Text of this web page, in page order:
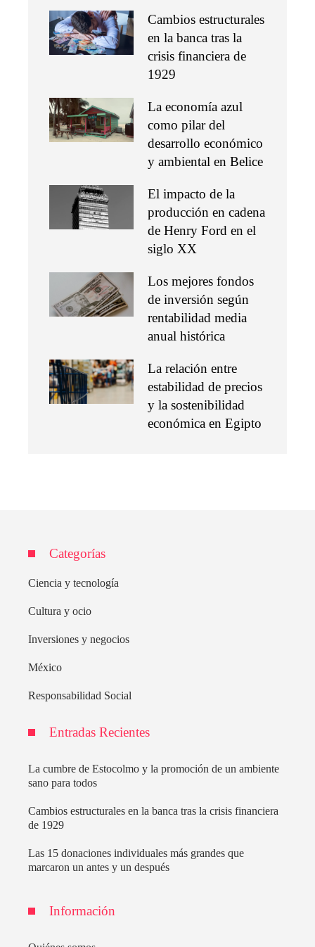
Cambios estructurales
en la banca tras la
crisis financiera de
1929
La economía azul
como pilar del
desarrollo económico
y ambiental en Belice
El impacto de la
producción en cadena
de Henry Ford en el
siglo XX
Los mejores fondos
de inversión según
rentabilidad media
anual histórica
La relación entre
estabilidad de precios
y la sostenibilidad
económica en Egipto
Categorías
Ciencia y tecnología
Cultura y ocio
Inversiones y negocios
México
Responsabilidad Social
Entradas Recientes
La cumbre de Estocolmo y la promoción de un ambiente
sano para todos
Cambios estructurales en la banca tras la crisis financiera
de 1929
Las 15 donaciones individuales más grandes que
marcaron un antes y un después
Información